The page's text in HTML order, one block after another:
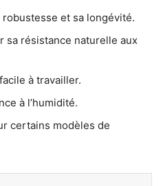
et sa longévité.
sa résistance naturelle aux
à travailler.
à l’humidité.
certains modèles de